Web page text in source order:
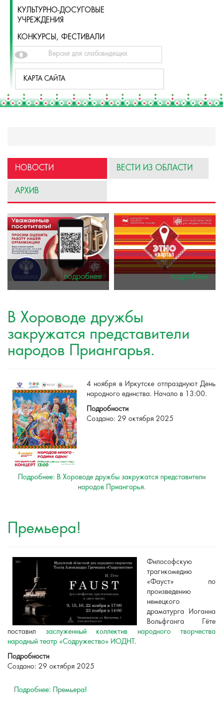
КУЛЬТУРНО-ДОСУГОВЫЕ
УЧРЕЖДЕНИЯ
КОНКУРСЫ, ФЕСТИВАЛИ
Версия для слабовидящих
КАРТА САЙТА
НОВОСТИ ВЕСТИ ИЗ ОБЛАСТИ
АРХИВ
подробнее подробнее
В Хороводе дружбы
закружатся представители
народов Приангарья.
4 ноября в Иркутске отпразднуют День
народного единства. Начало в 13:00.
Подробности
Создано: 29 октября 2025
Подробнее: В Хороводе дружбы закружатся представители
народов Приангарья.
Премьера!
Философскую
трагикомедию
«Фауст» по
произведению
немецкого
драматурга Иоганна
Вольфганга Гёте
поставил заслуженный коллектив народного творчества
народный театр «Содружество» ИОДНТ.
Подробности
Создано: 29 октября 2025
Подробнее: Премьера!